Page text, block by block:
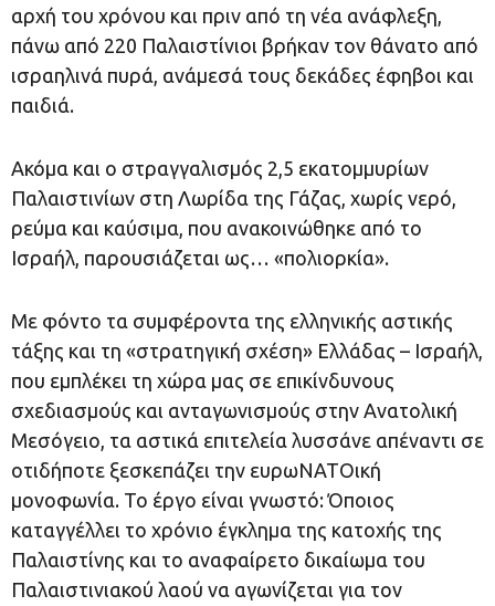
αρχή του χρόνου και πριν από τη νέα ανάφλεξη,
πάνω από 220 Παλαιστίνιοι βρήκαν τον θάνατο από
ισραηλινά πυρά, ανάμεσά τους δεκάδες έφηβοι και
παιδιά.
Ακόμα και ο στραγγαλισμός 2,5 εκατομμυρίων
Παλαιστινίων στη Λωρίδα της Γάζας, χωρίς νερό,
ρεύμα και καύσιμα, που ανακοινώθηκε από το
Ισραήλ, παρουσιάζεται ως… «πολιορκία».
Με φόντο τα συμφέροντα της ελληνικής αστικής
τάξης και τη «στρατηγική σχέση» Ελλάδας – Ισραήλ,
που εμπλέκει τη χώρα μας σε επικίνδυνους
σχεδιασμούς και ανταγωνισμούς στην Ανατολική
Μεσόγειο, τα αστικά επιτελεία λυσσάνε απέναντι σε
οτιδήποτε ξεσκεπάζει την ευρωΝΑΤΟική
μονοφωνία. Το έργο είναι γνωστό: Όποιος
καταγγέλλει το χρόνιο έγκλημα της κατοχής της
Παλαιστίνης και το αναφαίρετο δικαίωμα του
Παλαιστινιακού λαού να αγωνίζεται για τον